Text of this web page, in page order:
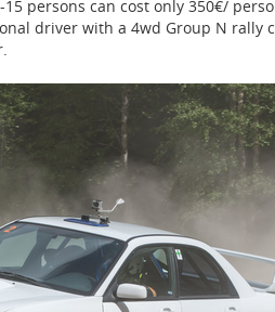
persons can cost only 350€/
driver with a 4wd Group N rally